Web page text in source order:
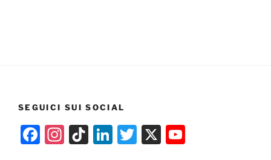
SEGUICI SUI SOCIAL
F
In Ti Li T
X